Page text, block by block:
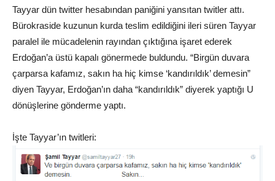
Tayyar dün twitter hesabından paniğini yansıtan twitler attı.
Bürokraside kuzunun kurda teslim edildiğini ileri süren Tayyar
paralel ile mücadelenin rayından çıktığına işaret ederek
Erdoğan’a üstü kapalı gönermede buldundu. “Birgün duvara
çarparsa kafamız, sakın ha hiç kimse ‘kandırıldık’ demesin”
diyen Tayyar, Erdoğan’ın daha “kandırıldık” diyerek yaptığı U
dönüşlerine gönderme yaptı.
İşte Tayyar’ın twitleri: